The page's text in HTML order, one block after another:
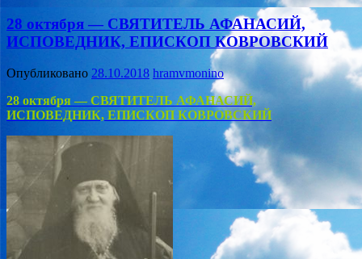
28 октября — СВЯТИТЕЛЬ АФАНАСИЙ,
ИСПОВЕДНИК, ЕПИСКОП КОВРОВСКИЙ
Опубликовано 28.10.2018 hramvmonino
28 октября — СВЯТИТЕЛЬ АФАНАСИЙ,
ИСПОВЕДНИК, ЕПИСКОП КОВРОВСКИЙ